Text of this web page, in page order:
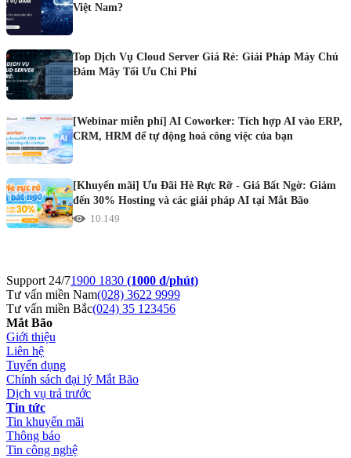
Việt Nam?
Top Dịch Vụ Cloud Server Giá Rẻ: Giải Pháp Máy Chủ
Đám Mây Tối Ưu Chi Phí
[Webinar miễn phí] AI Coworker: Tích hợp AI vào ERP,
CRM, HRM để tự động hoá công việc của bạn
[Khuyến mãi] Ưu Đãi Hè Rực Rỡ - Giá Bất Ngờ: Giảm
đến 30% Hosting và các giải pháp AI tại Mắt Bão
10.149
Support 24/71900 1830 (1000 đ/phút)
Tư vấn miền Nam(028) 3622 9999
Tư vấn miền Bắc(024) 35 123456
Mắt Bão
Giới thiệu
Liên hệ
Tuyển dụng
Chính sách đại lý Mắt Bão
Dịch vụ trả trước
Tin tức
Tin khuyến mãi
Thông báo
Tin công nghệ